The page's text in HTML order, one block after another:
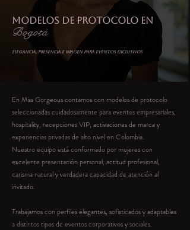
Modelos de Protocolo en
Bogotá
Elegancia, presencia e imagen para eventos exclusivos
En Miss Gorgeous contamos con modelos de protocolo
seleccionadas cuidadosamente para eventos empresariales,
hospitality, recepciones VIP, activaciones de marca y
experiencias privadas de alto nivel en Colombia.
Nuestro equipo está conformado por mujeres con
excelente presentación personal, actitud profesional,
carisma natural y verdadera capacidad de atención al
invitado.
Trabajamos con perfiles elegantes, sofisticados y adaptables
a distintos tipos de eventos corporativos y sociales.